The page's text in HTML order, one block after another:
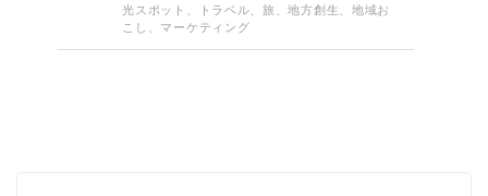
光スポット、トラベル、旅、地方創生、地域お
こし、マーケティング